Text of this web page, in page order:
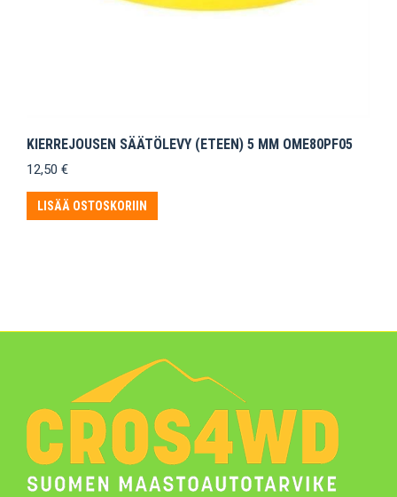
KIERREJOUSEN SÄÄTÖLEVY (ETEEN) 5 MM OME80PF05
12,50 €
LISÄÄ OSTOSKORIIN